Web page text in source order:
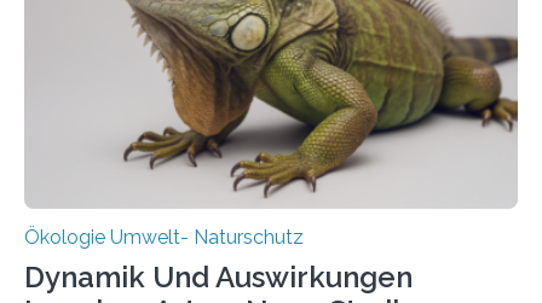
Ein Netz aus 155 Messstationen spannt sich neuerdings
über Deutschlands Moorböden. Eingerichtet wurden sie
in den vergangenen fünf Jahren von
Wissenschaftlerinnen und Wissenschaftlern des
Thünen-Instituts für Agrarklimaschutz…
Ökologie Umwelt- Naturschutz
Dynamik Und Auswirkungen